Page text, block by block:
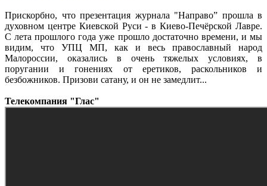
Прискорбно, что презентация журнала "Направо” прошла в
духовном центре Киевской Руси - в Киево-Печёрской Лавре.
С лета прошлого года уже прошло достаточно времени, и мы
видим, что УПЦ МП, как и весь православный народ
Малороссии, оказались в очень тяжелых условиях, в
поругании и гонениях от еретиков, раскольников и
безбожников. Призови сатану, и он не замедлит...
Телекомпания "Глас"